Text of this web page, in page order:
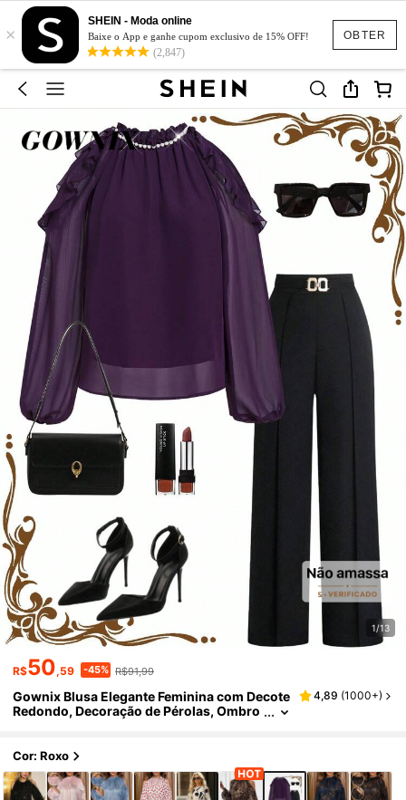
OBTER
×
SHEIN - Moda online
Baixe o App e ganhe cupom exclusivo de 15% OFF!
(2,847)
1/13
R$50,59 -45% R$91,99
Gownix Blusa Elegante Feminina com Decote
Redondo, Decoração de Pérolas, Ombro
ovo, Ação de Graças, Festa Elegante, Vestido
Elegante Feminino com Lantejoulas
4,89 (1000+)
Cor: Roxo